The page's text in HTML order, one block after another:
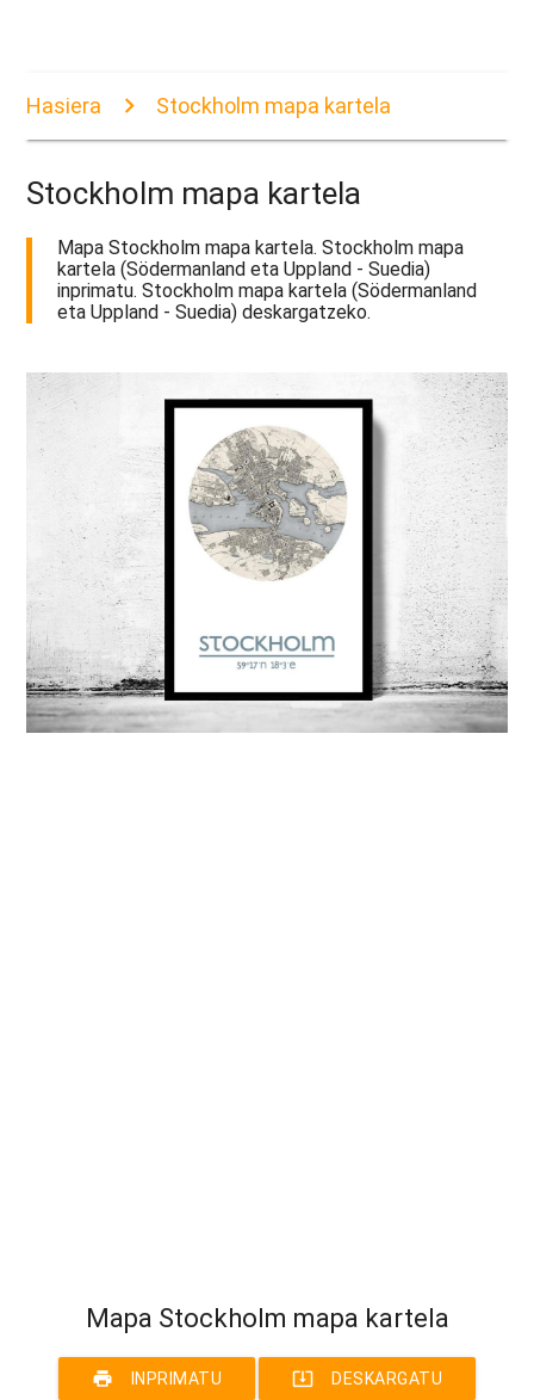
Hasiera Stockholm mapa kartela
Stockholm mapa kartela
Mapa Stockholm mapa kartela. Stockholm mapa
kartela (Södermanland eta Uppland - Suedia)
inprimatu. Stockholm mapa kartela (Södermanland
eta Uppland - Suedia) deskargatzeko.
Mapa Stockholm mapa kartela
print INPRIMATU system_update_alt DESKARGATU